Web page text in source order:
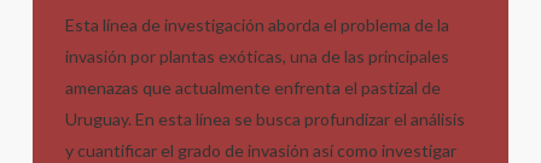
Esta línea de investigación aborda el problema de la
invasión por plantas exóticas, una de las principales
amenazas que actualmente enfrenta el pastizal de
Uruguay. En esta línea se busca profundizar el análisis
y cuantificar el grado de invasión así como investigar